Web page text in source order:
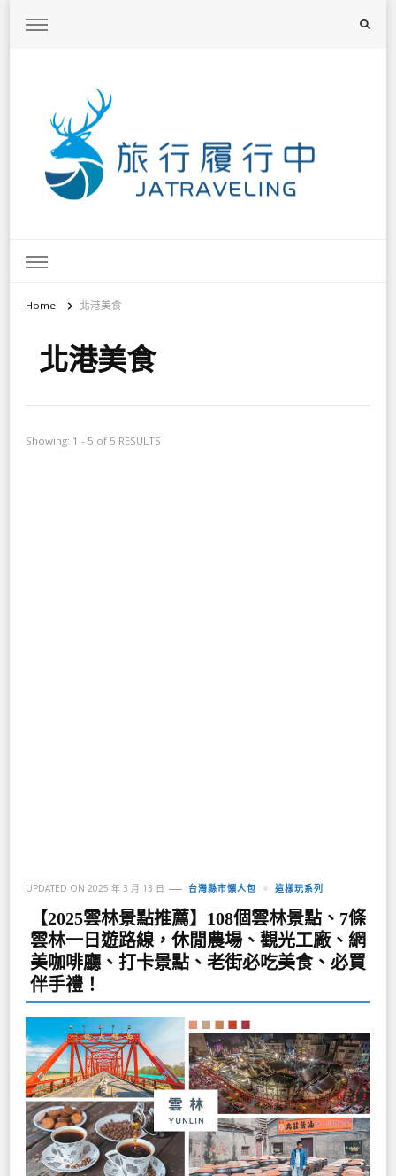
Home 北港美食
北港美食
Showing: 1 - 5 of 5 RESULTS
UPDATED ON 2025 年 3 月 13 日 台灣縣市懶人包 這樣玩系列
【2025雲林景點推薦】108個雲林景點、7條
雲林一日遊路線，休閒農場、觀光工廠、網
美咖啡廳、打卡景點、老街必吃美食、必買
伴手禮！